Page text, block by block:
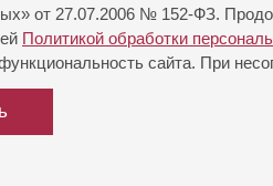
от 27.07.2006 № 152-ФЗ.
Политикой обработки
сайта. При